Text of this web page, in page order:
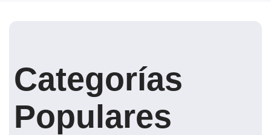
Categorías
Populares